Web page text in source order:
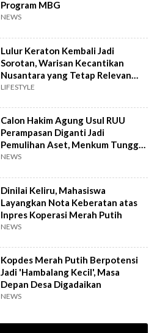
Program MBG
NEWS
Lulur Keraton Kembali Jadi
Sorotan, Warisan Kecantikan
Nusantara yang Tetap Relevan
hingga Kini
LIFESTYLE
Calon Hakim Agung Usul RUU
Perampasan Diganti Jadi
Pemulihan Aset, Menkum Tunggu
Langkah DPR
NEWS
Dinilai Keliru, Mahasiswa
Layangkan Nota Keberatan atas
Inpres Koperasi Merah Putih
NEWS
Kopdes Merah Putih Berpotensi
Jadi 'Hambalang Kecil', Masa
Depan Desa Digadaikan
NEWS